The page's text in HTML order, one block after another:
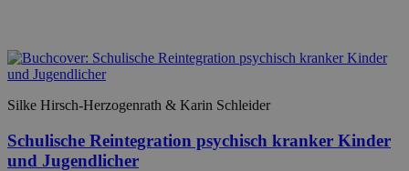
Silke Hirsch-Herzogenrath & Karin Schleider
Schulische Reintegration psychisch kranker Kinder
und Jugendlicher